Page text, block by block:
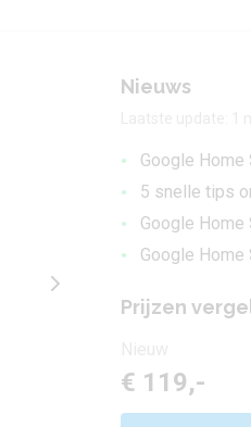
Nieuws
• Google
• 5 snelle tips
• Google
• Google
Prijzen
€ 119,-